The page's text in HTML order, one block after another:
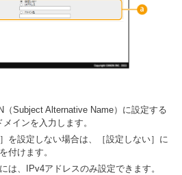
（Subject Alternative Name）に設定する
インを入力します。
を設定しない場合は、［設定しない］に
付けます。
は、IPv4アドレスのみ設定できます。